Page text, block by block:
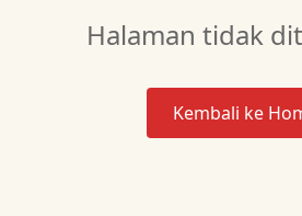
Halaman tidak
Kembali ke